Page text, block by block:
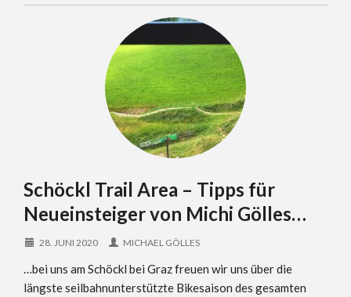
Schöckl Trail Area – Tipps für
Neueinsteiger von Michi Gölles…
28. JUNI 2020 MICHAEL GÖLLES
…bei uns am Schöckl bei Graz freuen wir uns über die
längste seilbahnunterstützte Bikesaison des gesamten